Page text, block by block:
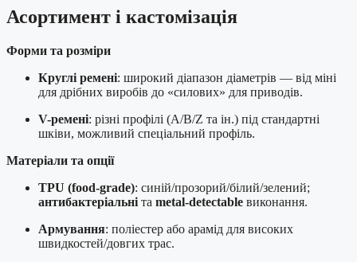
Асортимент і кастомізація
Форми та розміри
Круглі ремені: широкий діапазон діаметрів — від міні
для дрібних виробів до «силових» для приводів.
V-ремені: різні профілі (A/B/Z та ін.) під стандартні
шківи, можливий спеціальний профіль.
Матеріали та опції
TPU (food-grade): синій/прозорий/білий/зелений;
антибактеріальні та metal-detectable виконання.
Армування: поліестер або арамід для високих
швидкостей/довгих трас.